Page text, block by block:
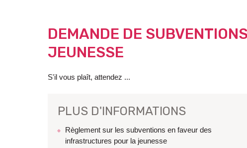
DEMANDE DE
JEUNESSE
S'il vous plaît, attendez ...
PLUS D'INFORMATIONS
Règlement sur les subventions en faveur des
infrastructures pour la jeunesse